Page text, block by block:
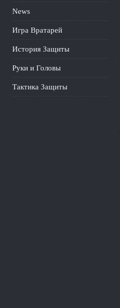
News
Игра Вратарей
История Защиты
Руки и Головы
Тактика Защиты